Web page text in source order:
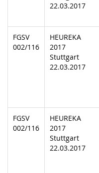
22.03.2017
FGSV
002/116
HEUREKA
2017
Stuttgart
22.03.2017
FGSV
002/116
HEUREKA
2017
Stuttgart
22.03.2017